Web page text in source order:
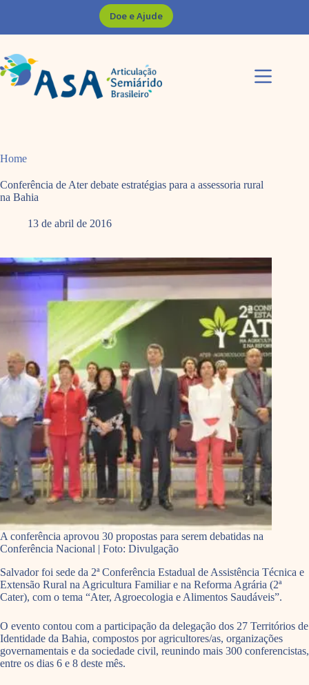
Doe e Ajude
Home
Conferência de Ater debate estratégias para a assessoria rural
na Bahia
13 de abril de 2016
A conferência aprovou 30 propostas para serem debatidas na
Conferência Nacional | Foto: Divulgação
Salvador foi sede da 2ª Conferência Estadual de Assistência Técnica e
Extensão Rural na Agricultura Familiar e na Reforma Agrária (2ª
Cater), com o tema “Ater, Agroecologia e Alimentos Saudáveis”.
O evento contou com a participação da delegação dos 27 Territórios de
Identidade da Bahia, compostos por agricultores/as, organizações
governamentais e da sociedade civil, reunindo mais 300 conferencistas,
entre os dias 6 e 8 deste mês.